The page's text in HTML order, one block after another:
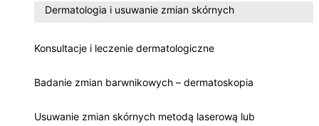
Dermatologia i usuwanie zmian skórnych
Konsultacje i leczenie dermatologiczne
Badanie zmian barwnikowych – dermatoskopia
Usuwanie zmian skórnych metodą laserową lub